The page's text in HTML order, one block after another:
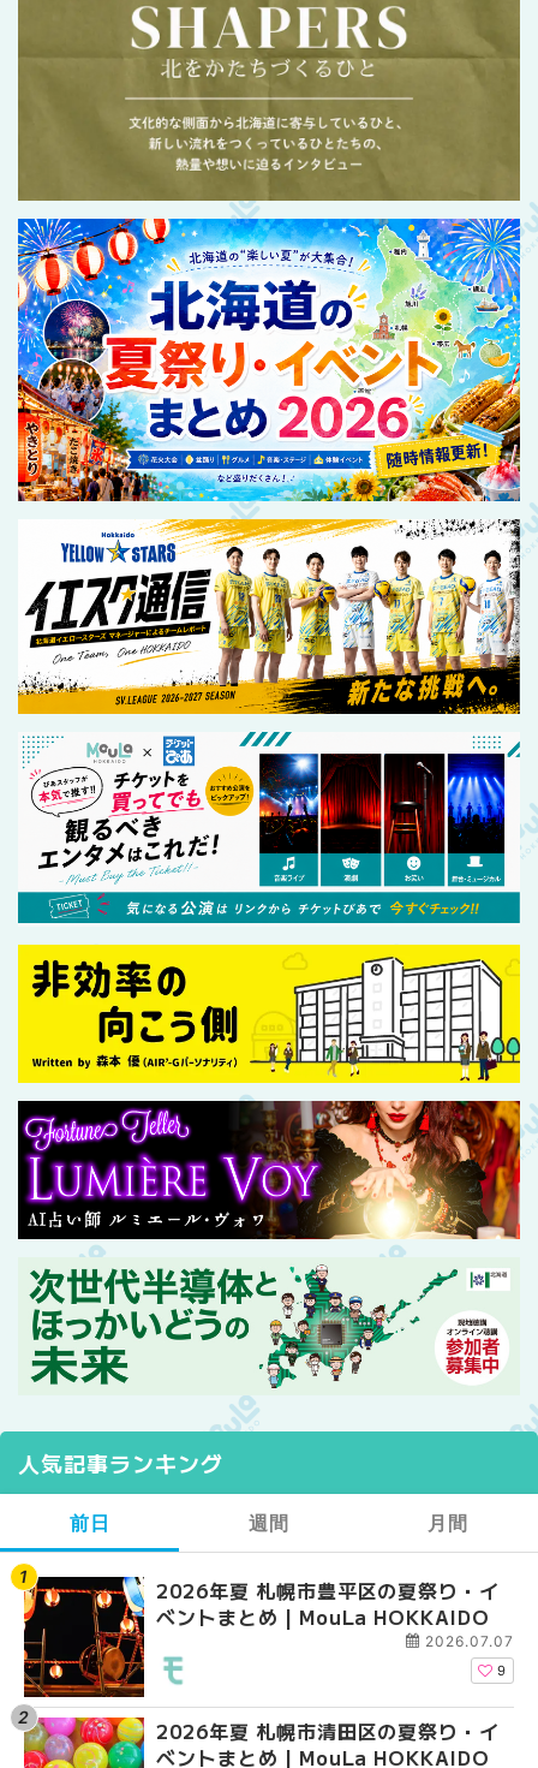
人気記事ランキング
前日
2026年夏 札幌市豊平区の夏祭り・イ
ベントまとめ | MouLa HOKKAIDO
2026.07.07
9
2026年夏 札幌市清田区の夏祭り・イ
ベントまとめ | MouLa HOKKAIDO
週間
【2026年最新】札幌
ガーデン｜オープン日
大通公園から穴場テ
2026年夏 札幌市白石
ベントまとめ |
月間
【2026年最新】札幌
ガーデン｜オープン日
大通公園から穴場テ
2026年夏 札幌市北区
ントまとめ | MouLa